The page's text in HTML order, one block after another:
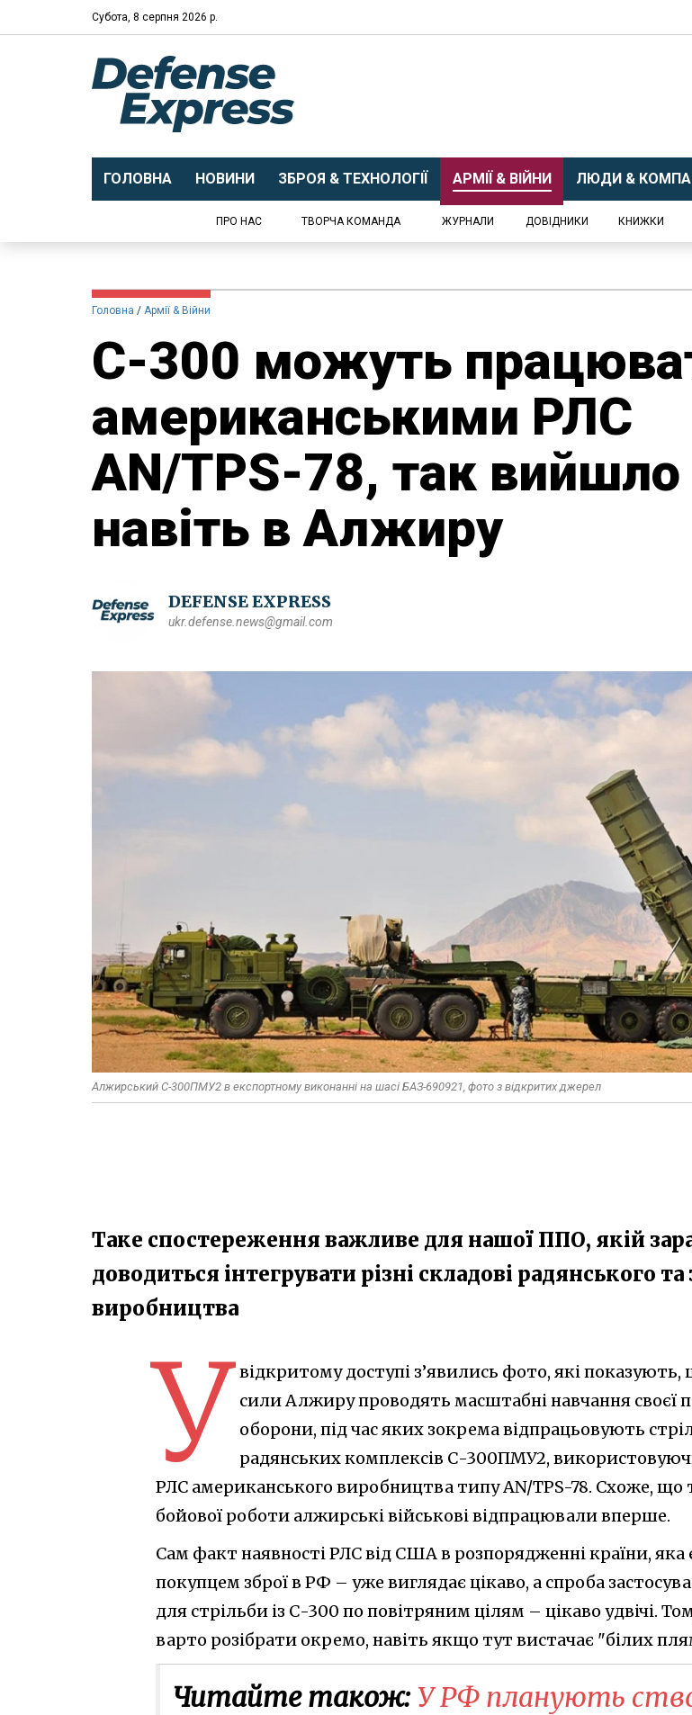
Субота, 8 серпня 2026 р.
ГОЛОВНА НОВИНИ ЗБРОЯ & ТЕХНОЛОГІЇ АРМІЇ & ВІЙНИ ЛЮДИ &
ПРО НАС ТВОРЧА КОМАНДА ЖУРНАЛИ ДОВІДНИКИ КНИЖКИ
Головна Армії & Війни
С-300 можуть
американськими РЛС
AN/TPS-78, так вийшло
навіть в Алжиру
DEFENSE EXPRESS
ukr.defense.news@gmail.com
Алжирський С-300ПМУ2 в експортному виконанні на шасі БАЗ-690921, фото з відкритих джерел
Таке спостереження важливе для нашої ППО, якій
доводиться інтегрувати різні складові радянського та
виробництва
У відкритому доступі з’явились фото, які показують,
сили Алжиру проводять масштабні навчання своєї
оборони, під час яких зокрема відпрацьовують
радянських комплексів С-300ПМУ2,
РЛС американського виробництва типу AN/TPS-78. Схоже,
бойової роботи алжирські військові відпрацювали вперше.
Сам факт наявності РЛС від США в розпорядженні країни,
покупцем зброї в РФ – уже виглядає цікаво, а спроба
для стрільби із С-300 по повітряним цілям – цікаво удвічі.
варто розібрати окремо, навіть якщо тут вистачає "білих
Читайте також: У РФ планують